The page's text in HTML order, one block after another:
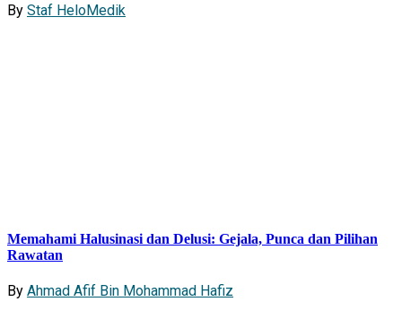
By Staf HeloMedik
Memahami Halusinasi dan Delusi: Gejala, Punca dan Pilihan
Rawatan
By Ahmad Afif Bin Mohammad Hafiz